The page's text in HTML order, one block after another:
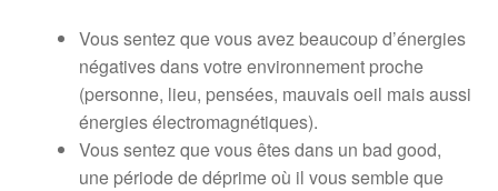
Vous sentez que vous avez beaucoup d’énergies
négatives dans votre environnement proche
(personne, lieu, pensées, mauvais oeil mais aussi
énergies électromagnétiques).
Vous sentez que vous êtes dans un bad good,
une période de déprime où il vous semble que